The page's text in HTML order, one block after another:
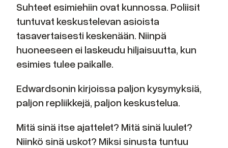
Suhteet esimiehiin ovat kunnossa. Poliisit
tuntuvat keskustelevan asioista
tasavertaisesti keskenään. Niinpä
huoneeseen ei laskeudu hiljaisuutta, kun
esimies tulee paikalle.
Edwardsonin kirjoissa paljon kysymyksiä,
paljon repliikkejä, paljon keskustelua.
Mitä sinä itse ajattelet? Mitä sinä luulet?
Niinkö sinä uskot? Miksi sinusta tuntuu